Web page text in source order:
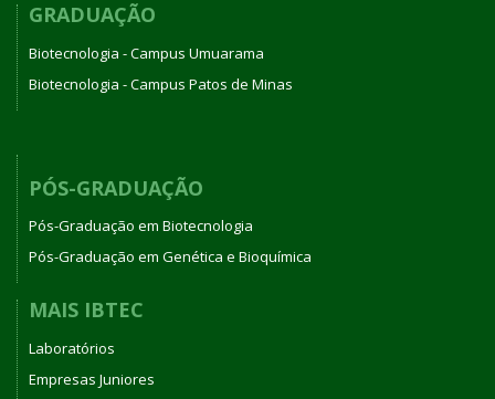
GRADUAÇÃO
Biotecnologia - Campus Umuarama
Biotecnologia - Campus Patos de Minas
PÓS-GRADUAÇÃO
Pós-Graduação em Biotecnologia
Pós-Graduação em Genética e Bioquímica
MAIS IBTEC
Laboratórios
Empresas Juniores